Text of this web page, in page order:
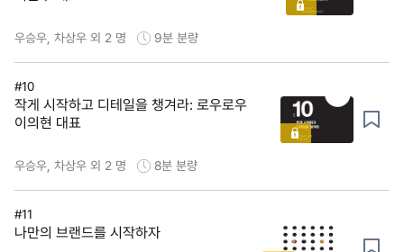
우승우, 차상우 외 2 명 9분 분량
#10
작게 시작하고 디테일을 챙겨라: 로우로우
이의현 대표
우승우, 차상우 외 2 명 8분 분량
#11
나만의 브랜드를 시작하자